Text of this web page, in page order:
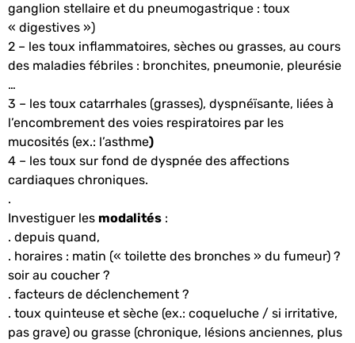
ganglion stellaire et du pneumogastrique : toux
« digestives »)
2 – les toux inflammatoires, sèches ou grasses, au cours
des maladies fébriles : bronchites, pneumonie, pleurésie
…
3 – les toux catarrhales (grasses), dyspnéïsante, liées à
l’encombrement des voies respiratoires par les
mucosités (ex.: l’asthme)
4 – les toux sur fond de dyspnée des affections
cardiaques chroniques.
.
Investiguer les modalités :
. depuis quand,
. horaires : matin (« toilette des bronches » du fumeur) ?
soir au coucher ?
. facteurs de déclenchement ?
. toux quinteuse et sèche (ex.: coqueluche / si irritative,
pas grave) ou grasse (chronique, lésions anciennes, plus